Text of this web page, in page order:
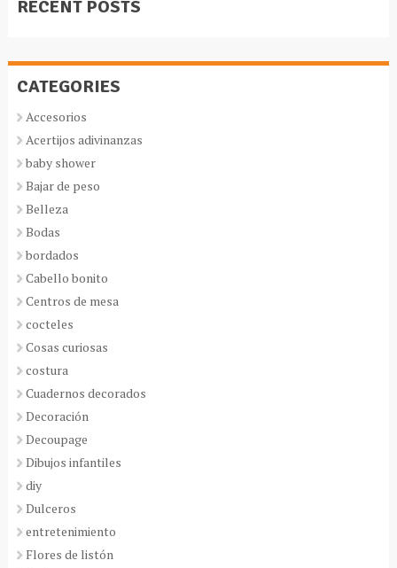
RECENT POSTS
CATEGORIES
Accesorios
Acertijos adivinanzas
baby shower
Bajar de peso
Belleza
Bodas
bordados
Cabello bonito
Centros de mesa
cocteles
Cosas curiosas
costura
Cuadernos decorados
Decoración
Decoupage
Dibujos infantiles
diy
Dulceros
entretenimiento
Flores de listón